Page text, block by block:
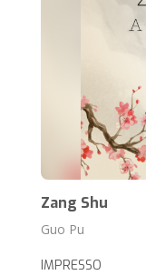
Zang Shu
Guo Pu
IMPRESSO